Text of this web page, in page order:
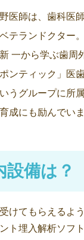
医師は、歯科医
テランドクター
新 一から学ぶ歯
ンティック」医
うグループに所
成にも励んでいま
設備は？
けてもらえるよ
ト埋入解析ソフ